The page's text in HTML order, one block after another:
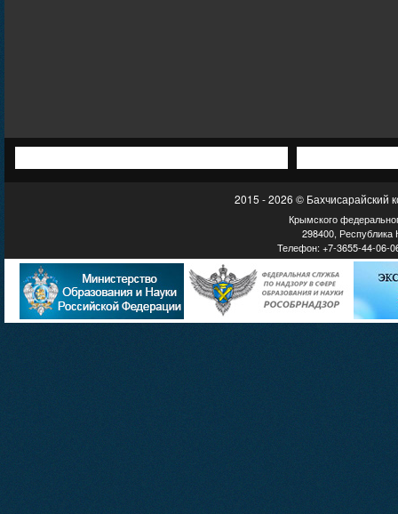
2015 - 2026 © Бахчисарайский
Крымского
298400, Республика
Телефон: +7-3655-44-06-